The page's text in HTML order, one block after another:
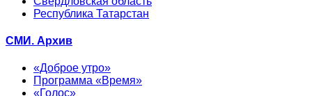
Республика Татарстан
СМИ. Архив
«Доброе утро»
Программа «Время»
«Голос»